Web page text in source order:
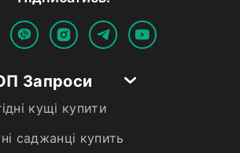
Запроси
кущі купити
саджанці купить